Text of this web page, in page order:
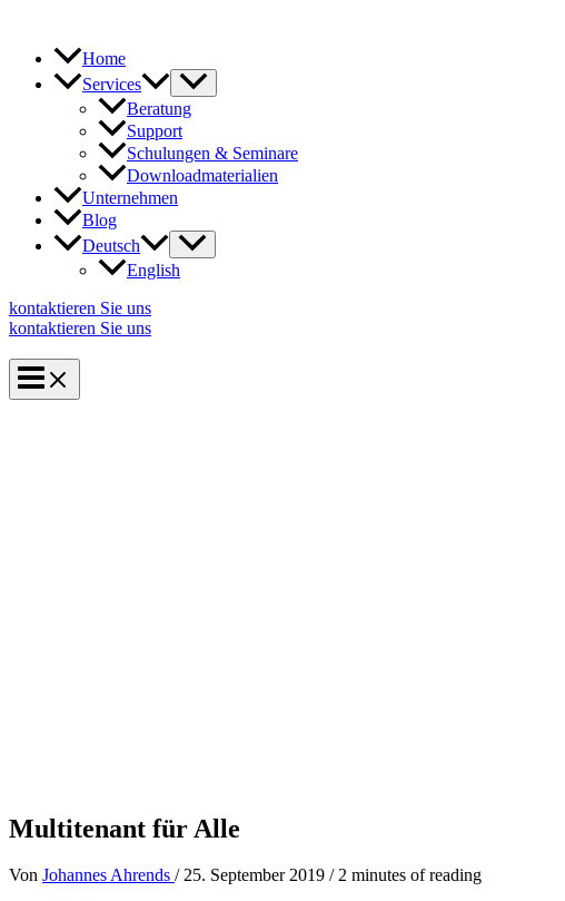
springen
Home
Services
Beratung
Support
Schulungen & Seminare
Downloadmaterialien
Unternehmen
Blog
Deutsch
English
kontaktieren Sie uns
kontaktieren Sie uns
Multitenant für Alle
Von Johannes Ahrends /25. September 2019 /2 minutes of reading